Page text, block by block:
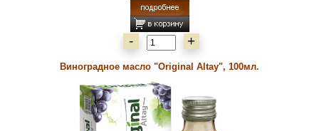
- +
Виноградное масло "Original Altay", 100мл.